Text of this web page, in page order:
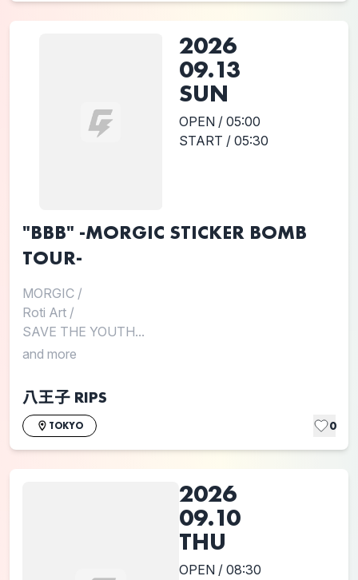
2026
09.13
SUN
OPEN / 05:00
START / 05:30
"BBB" -MORGIC STICKER BOMB
TOUR-
MORGIC /
Roti Art /
SAVE THE YOUTH...
and more
八王子 RIPS
TOKYO 0
2026
09.10
THU
OPEN / 08:30